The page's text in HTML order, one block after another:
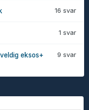
16 svar
1 svar
9 svar
eksos+